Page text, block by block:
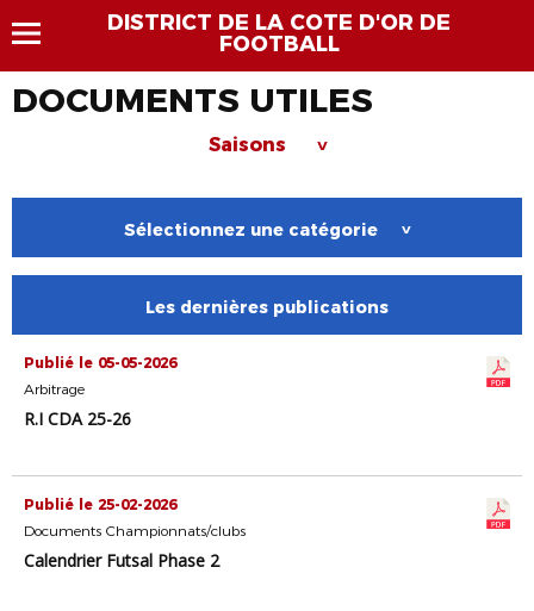
DISTRICT DE LA COTE D'OR DE
FOOTBALL
DOCUMENTS UTILES
Saisons >
Sélectionnez une catégorie >
Les dernières publications
Publié le 05-05-2026
Arbitrage
R.I CDA 25-26
Publié le 25-02-2026
Documents Championnats/clubs
Calendrier Futsal Phase 2